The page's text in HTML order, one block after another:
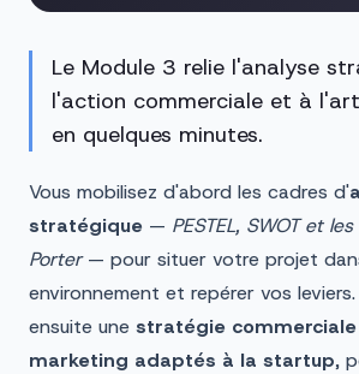
Le Module 3 relie l'analyse
l'action commerciale et à
en quelques minutes.
Vous mobilisez d'abord les cadres d'
stratégique — PESTEL, SWOT et
Porter— pour situer votre projet
environnement et repérer vos
ensuite une stratégie
marketing adaptés à la startup,